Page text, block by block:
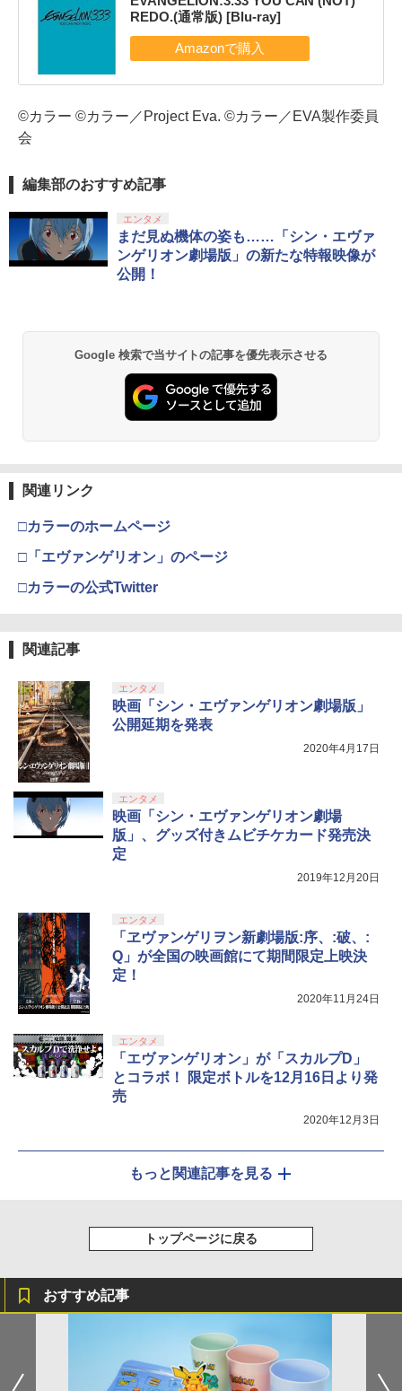
REDO.(通常版) [Blu-ray]
©カラー ©カラー／Project Eva. ©カラー／EVA製作委員
会
編集部のおすすめ記事
エンタメ
まだ見ぬ機体の姿も……「シン・エヴァ
ンゲリオン劇場版」の新たな特報映像が
公開！
Google 検索で当サイトの記事を優先表示させる
関連リンク
□カラーのホームページ
□「エヴァンゲリオン」のページ
□カラーの公式Twitter
関連記事
エンタメ
映画「シン・エヴァンゲリオン劇場版」
公開延期を発表
2020年4月17日
エンタメ
映画「シン・エヴァンゲリオン劇場
版」、グッズ付きムビチケカード発売決
定
2019年12月20日
エンタメ
「ヱヴァンゲリヲン新劇場版:序、:破、:
Q」が全国の映画館にて期間限定上映決
定！
2020年11月24日
エンタメ
「エヴァンゲリオン」が「スカルプD」
とコラボ！ 限定ボトルを12月16日より発
売
2020年12月3日
もっと関連記事を見る
トップページに戻る
おすすめ記事